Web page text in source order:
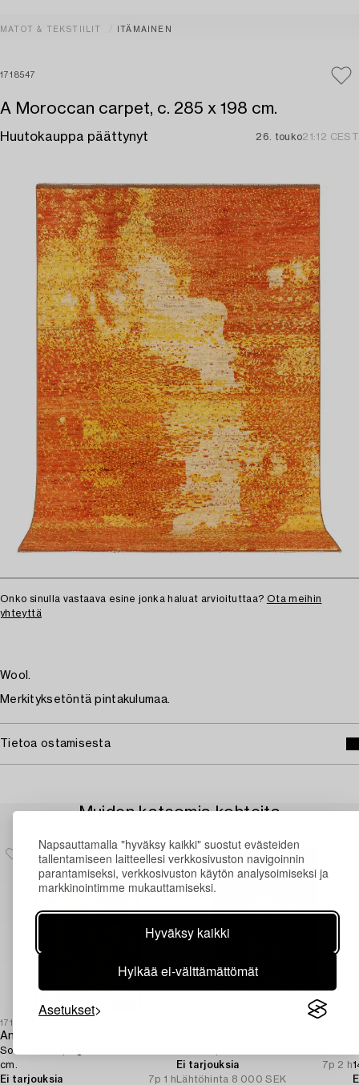
Napsauttamalla "hyväksy kaikki" suostut evästeiden
tallentamiseen laitteellesi verkkosivuston navigoinnin
parantamiseksi, verkkosivuston käytön analysoimiseksi ja
markkinointimme mukauttamiseksi.
Hyväksy kaikki
Hylkää ei-välttämättömät
Asetukset
MATOT & TEKSTIILIT ITÄMAINEN
1718547
A Moroccan carpet, c. 285 x 198 cm.
Huutokauppa päättynyt 26. touko21:12 CEST
Onko sinulla vastaava esine jonka haluat arvioituttaa? Ota meihin
yhteyttä
Wool.
Merkityksetöntä pintakulumaa.
Tietoa ostamisesta
Muiden katsomia kohteita
1719994
An antique Kerman Laver rug,
South Persia, signed c.206 x 133
cm.
Ei tarjouksia
7p 1 h
Ei tarjouksia
7p 2 h
Lähtöhinta 8 000 SEK